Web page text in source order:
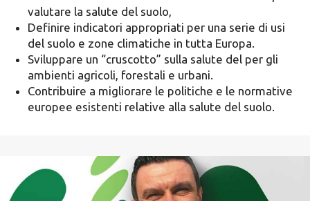
valutare la salute del suolo,
Definire indicatori appropriati per una serie di usi
del suolo e zone climatiche in tutta Europa.
Sviluppare un “cruscotto” sulla salute del per gli
ambienti agricoli, forestali e urbani.
Contribuire a migliorare le politiche e le normative
europee esistenti relative alla salute del suolo.